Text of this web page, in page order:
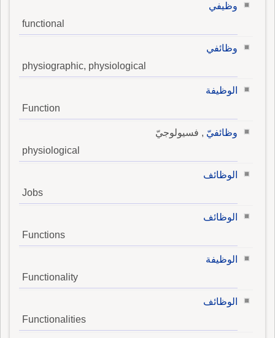
وظيفي
functional
وظائفي
physiographic, physiological
الوظيفة
Function
وظائفيّ , فسيولوجيّ
physiological
الوظائف
Jobs
الوظائف
Functions
الوظيفة
Functionality
الوظائف
Functionalities